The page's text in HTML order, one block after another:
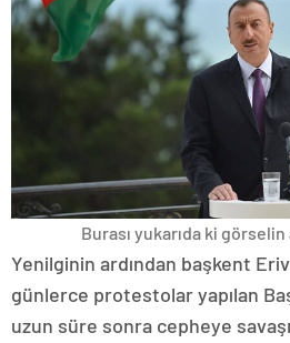
Burası yukarıda ki
Yenilginin ardından başkent
günlerce protestolar yapılan
uzun süre sonra cepheye